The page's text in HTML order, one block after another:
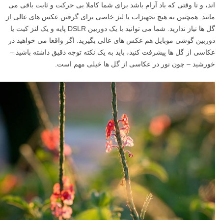
اند، و تا وقتی که باد آرام باشد برای شما کاملا بی حرکت و ثابت باقی می
مانند. همچنین به هیچ تجهیزات یا لنز خاصی برای گرفتن عکس های عالی از
گل ها نیاز ندارید. شما می توانید با یک دوربین DSLR پایه و یک لنز کیت یا
دوربین گوشی موبایل هم عکس های عالی بگیرید. اگر واقعا می خواهید در
عکاسی از گل ها پیشرفت کنید، باید به یک نکته توجه دقیق داشته باشید –
خورشید – چون نور در عکاسی از گل ها خیلی مهم است.